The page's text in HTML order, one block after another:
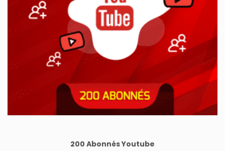
200 Abonnés Youtube